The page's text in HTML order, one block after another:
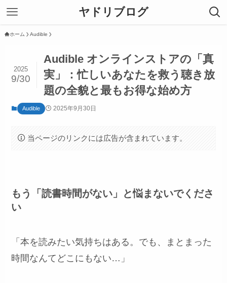
ヤドリブログ
ホーム Audible
Audible オンラインストアの「真
実」：忙しいあなたを救う聴き放
題の全貌と最もお得な始め方
2025
9/30
Audible 2025年9月30日
当ページのリンクには広告が含まれています。
もう「読書時間がない」と悩まないでくださ
い
「本を読みたい気持ちはある。でも、まとまった
時間なんてどこにもない…」